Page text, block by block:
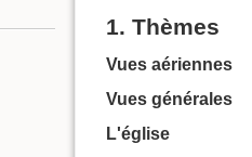
1. Thèmes
Vues aériennes
Vues générales
L'église